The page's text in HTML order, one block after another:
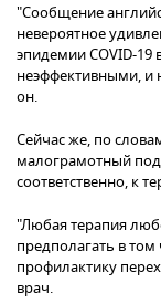
"Сообщение
невероятное
эпидемии COVID-
неэффективными, и
он.
Сейчас же, по
малограмотный
соответственно, к
"Любая терапия
предполагать в
профилактику
врач.